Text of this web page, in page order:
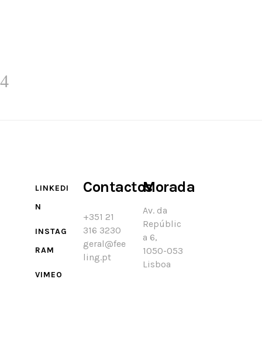
LINKEDI
N
INSTAG
RAM
VIMEO
Contactos
+351 21
316 3230
geral@fee
ling.pt
Morada
Av. da
Repúblic
a 6,
1050-053
Lisboa